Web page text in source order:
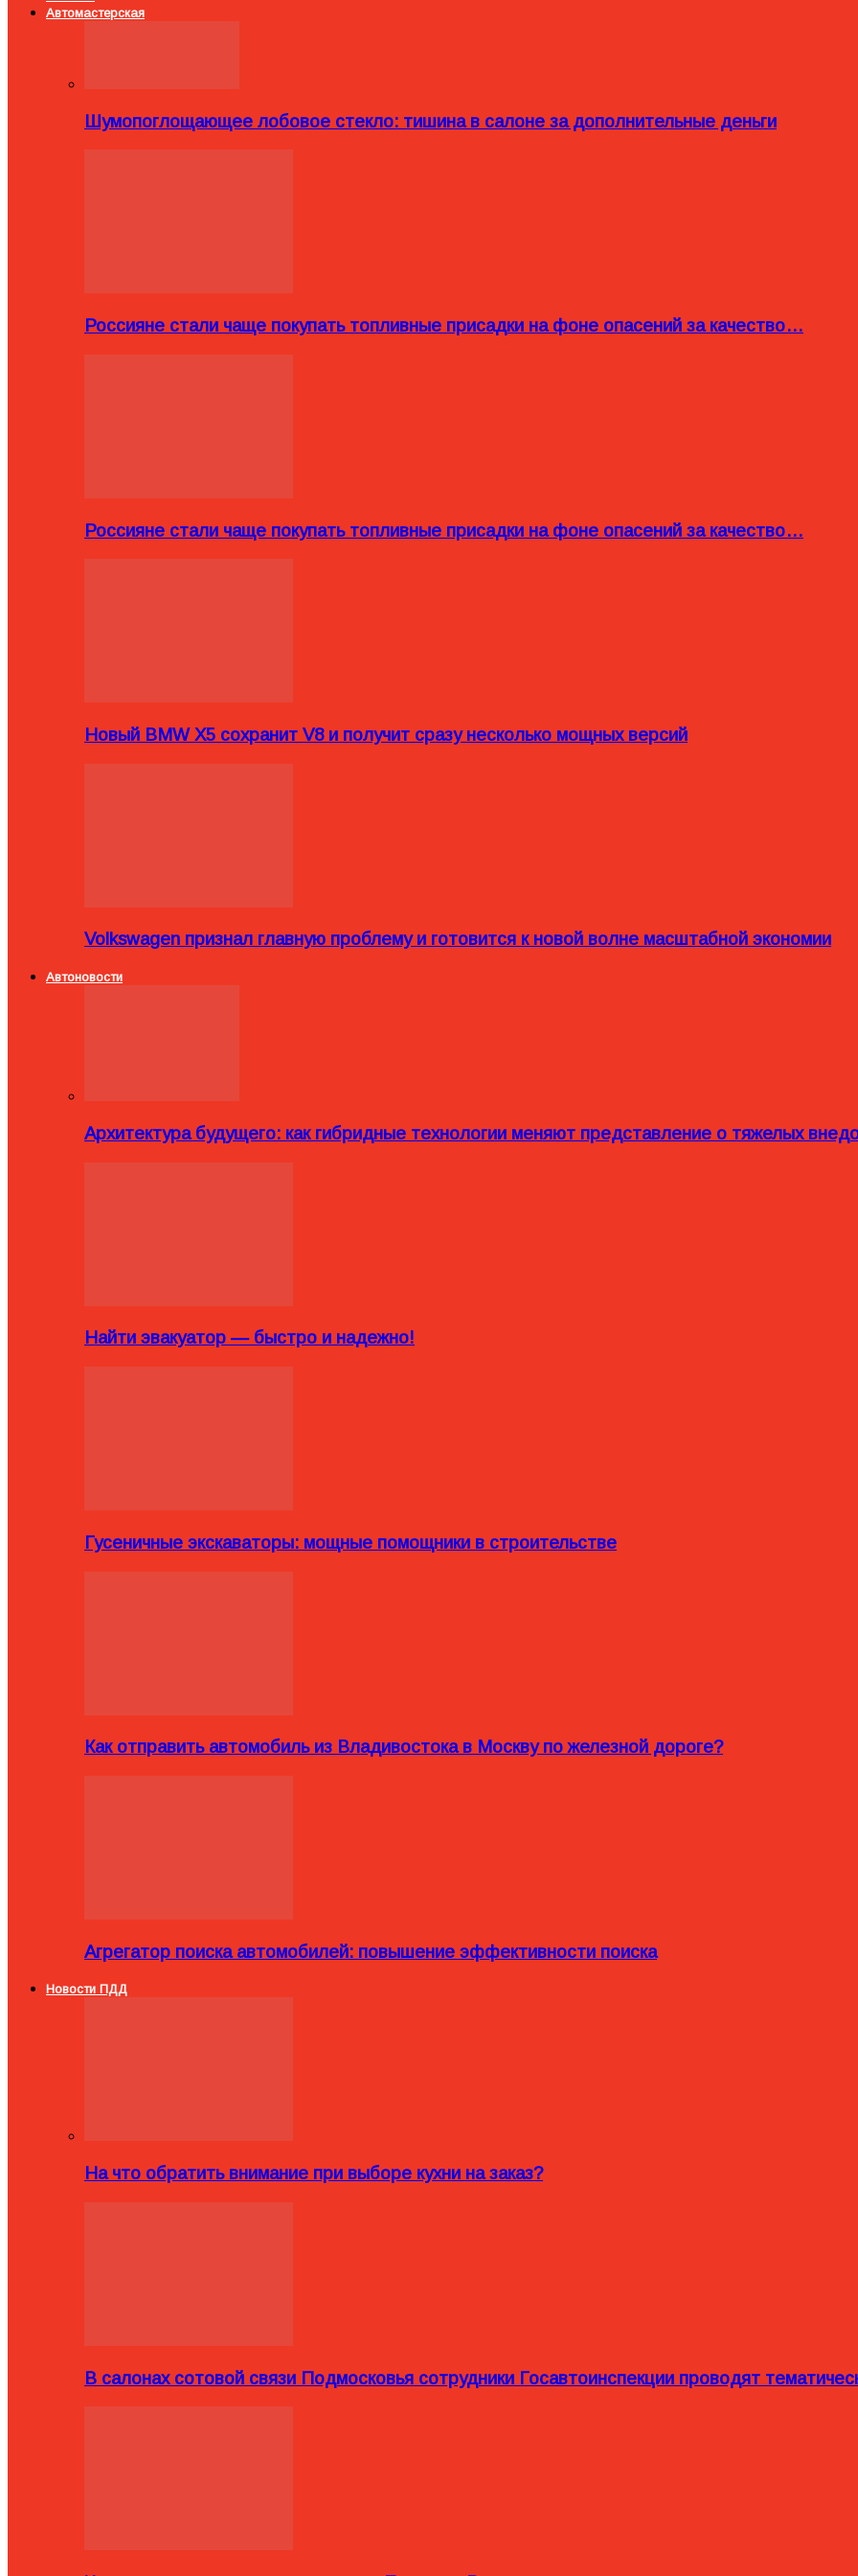
Автомастерская
Шумопоглощающее лобовое стекло: тишина в салоне за дополнительные деньги
Россияне стали чаще покупать топливные присадки на фоне опасений за качество…
Россияне стали чаще покупать топливные присадки на фоне опасений за качество…
Новый BMW X5 сохранит V8 и получит сразу несколько мощных версий
Volkswagen признал главную проблему и готовится к новой волне масштабной экономии
Автоновости
Архитектура будущего: как гибридные технологии меняют представление о тяжелых
Найти эвакуатор — быстро и надежно!
Гусеничные экскаваторы: мощные помощники в строительстве
Как отправить автомобиль из Владивостока в Москву по железной дороге?
Агрегатор поиска автомобилей: повышение эффективности поиска
Новости ПДД
На что обратить внимание при выборе кухни на заказ?
В салонах сотовой связи Подмосковья сотрудники Госавтоинспекции проводят